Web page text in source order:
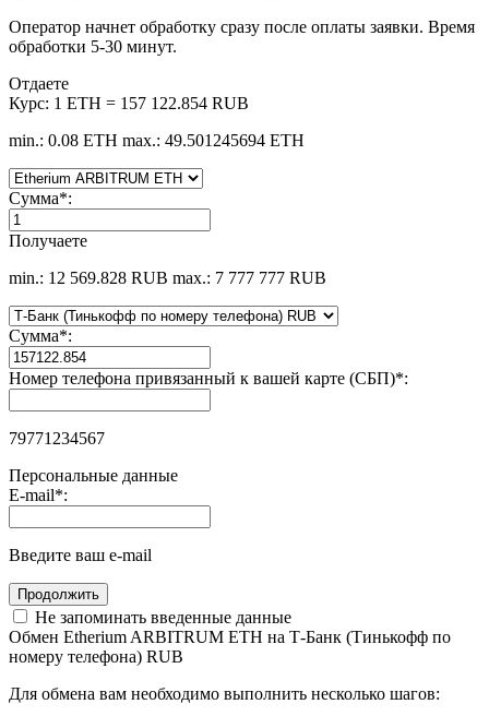
Оператор начнет обработку сразу после оплаты заявки. Время
обработки 5-30 минут.
Отдаете
Курс: 1 ETH = 157 122.854 RUB
min.: 0.08 ETH max.: 49.501245694 ETH
Сумма*:
Получаете
min.: 12 569.828 RUB max.: 7 777 777 RUB
Сумма*:
Номер телефона привязанный к вашей карте (СБП)*:
79771234567
Персональные данные
E-mail*:
Введите ваш e-mail
Не запоминать введенные данные
Обмен Etherium ARBITRUM ETH на Т-Банк (Тинькофф по
номеру телефона) RUB
Для обмена вам необходимо выполнить несколько шагов: